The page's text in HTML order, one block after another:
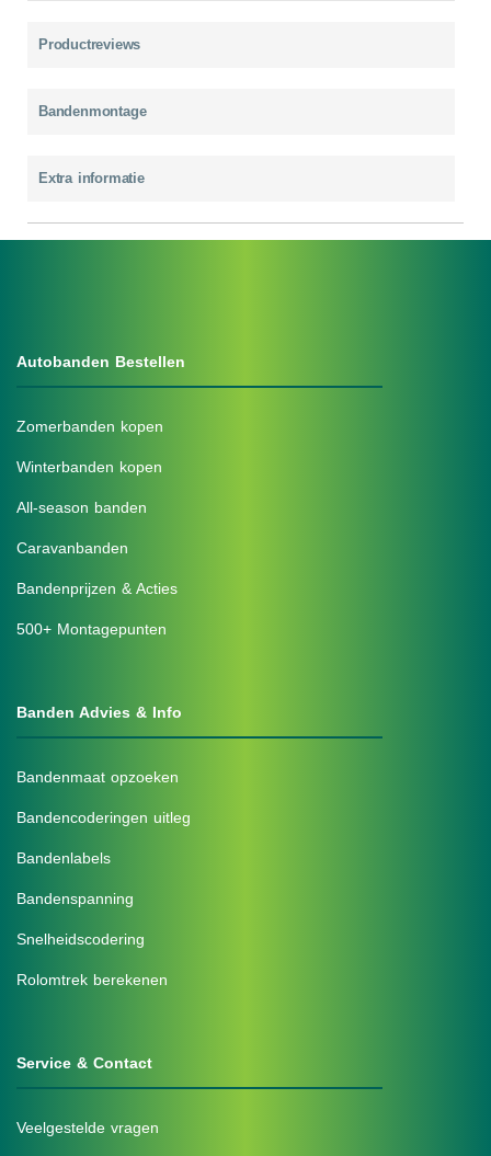
Productreviews
Bandenmontage
Extra informatie
Autobanden Bestellen
Zomerbanden kopen
Winterbanden kopen
All-season banden
Caravanbanden
Bandenprijzen & Acties
500+ Montagepunten
Banden Advies & Info
Bandenmaat opzoeken
Bandencoderingen uitleg
Bandenlabels
Bandenspanning
Snelheidscodering
Rolomtrek berekenen
Service & Contact
Veelgestelde vragen